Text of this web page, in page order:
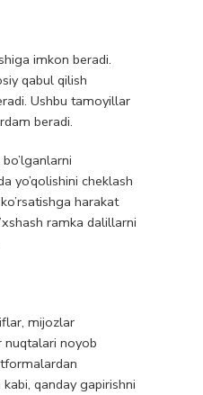
imkon beradi.
qabul qilish
Ushbu tamoyillar
beradi.
yo’qolishini cheklash
harakat
ramka dalillarni
mijozlar
nuqtalari noyob
qanday gapirishni